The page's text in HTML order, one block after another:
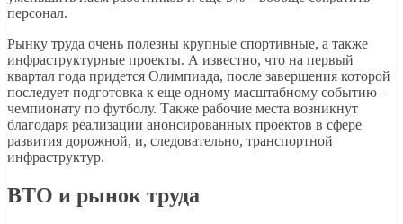
персонал.
Рынку труда очень полезны крупные спортивные, а также
инфраструктурные проекты. А известно, что на первый
квартал года придется Олимпиада, после завершения которой
последует подготовка к еще одному масштабному событию –
чемпионату по футболу. Также рабочие места возникнут
благодаря реализации анонсированных проектов в сфере
развития дорожной, и, следовательно, транспортной
инфраструктур.
ВТО и рынок труда